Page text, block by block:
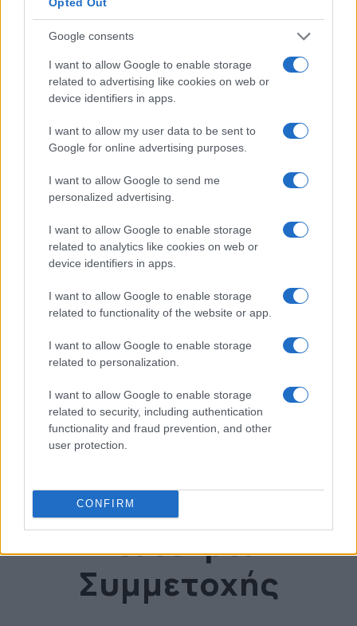
Google consents
I want to allow Google to enable storage
related to advertising like cookies on web or
device identifiers in apps.
I want to allow my user data to be sent to
Google for online advertising purposes.
I want to allow Google to send me
personalized advertising.
I want to allow Google to enable storage
related to analytics like cookies on web or
device identifiers in apps.
I want to allow Google to enable storage
related to functionality of the website or app.
I want to allow Google to enable storage
related to personalization.
I want to allow Google to enable storage
related to security, including authentication
functionality and fraud prevention, and other
user protection.
CONFIRM
Dimitris Papastergiou
Minister of Digital Governance
Alexandra Palli
Deputy Regional Governor for
Entrepreneurship & European
Programming in Attica
Attica Region
Δείτε το OmniCommerce Conference
Εισιτήρια
Συμμετοχής